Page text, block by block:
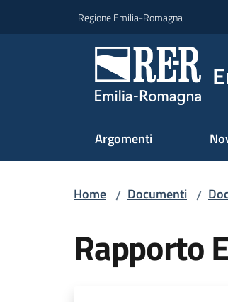
Regione Emilia-Romagna
Argomenti
Home / Documenti /
Rapporto